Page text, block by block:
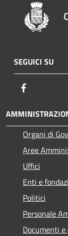
SEGUICI SU
Organi di
Aree
Uffici
Enti e
Politici
Personale
Documenti e